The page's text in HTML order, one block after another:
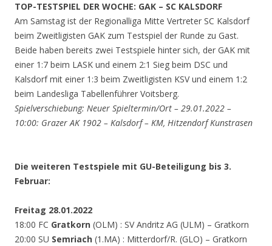
TOP-TESTSPIEL DER WOCHE: GAK – SC KALSDORF
Am Samstag ist der Regionalliga Mitte Vertreter SC Kalsdorf
beim Zweitligisten GAK zum Testspiel der Runde zu Gast.
Beide haben bereits zwei Testspiele hinter sich, der GAK mit
einer 1:7 beim LASK und einem 2:1 Sieg beim DSC und
Kalsdorf mit einer 1:3 beim Zweitligisten KSV und einem 1:2
beim Landesliga Tabellenführer Voitsberg.
Spielverschiebung: Neuer Spieltermin/Ort – 29.01.2022 –
10:00: Grazer AK 1902 – Kalsdorf – KM, Hitzendorf Kunstrasen
Die weiteren Testspiele mit GU-Beteiligung bis 3.
Februar:
Freitag 28.01.2022
18:00 FC Gratkorn (OLM) : SV Andritz AG (ULM) – Gratkorn
20:00 SU Semriach (1.MA) : Mitterdorf/R. (GLO) – Gratkorn